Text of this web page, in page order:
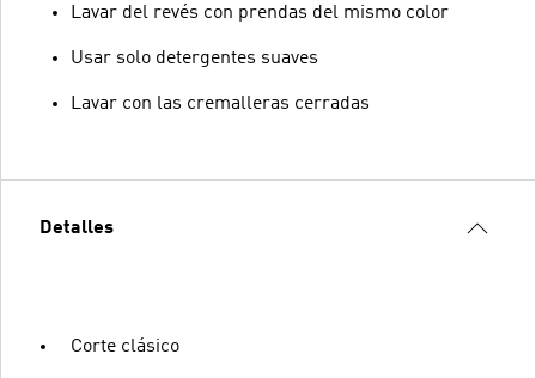
Lavar del revés con prendas del mismo color
Usar solo detergentes suaves
Lavar con las cremalleras cerradas
Detalles
Corte clásico